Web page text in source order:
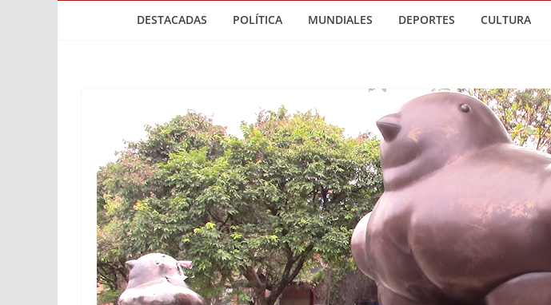
DESTACADAS POLÍTICA MUNDIALES DEPORTES CULTURA